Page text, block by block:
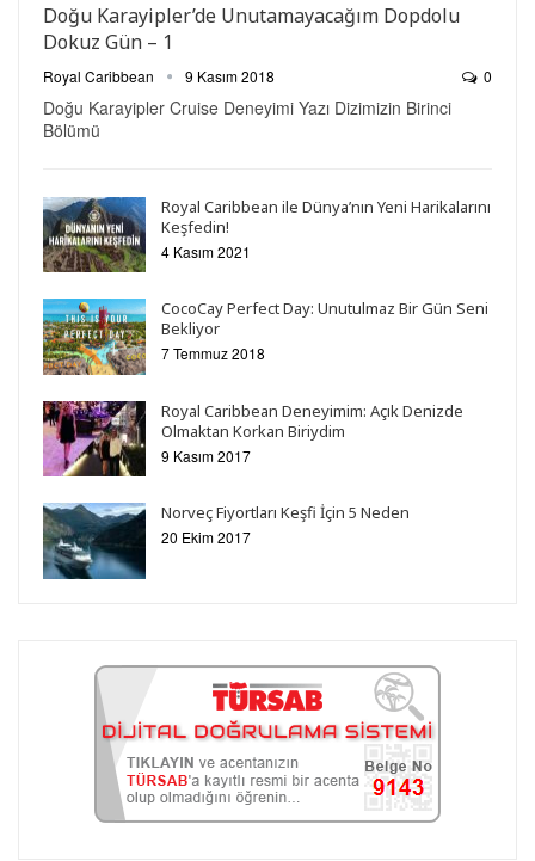
Doğu Karayipler’de Unutamayacağım Dopdolu
Dokuz Gün – 1
Royal Caribbean 9 Kasım 2018 0
Doğu Karayipler Cruise Deneyimi Yazı Dizimizin Birinci
Bölümü
Royal Caribbean ile Dünya’nın Yeni Harikalarını
Keşfedin!
4 Kasım 2021
CocoCay Perfect Day: Unutulmaz Bir Gün Seni
Bekliyor
7 Temmuz 2018
Royal Caribbean Deneyimim: Açık Denizde
Olmaktan Korkan Biriydim
9 Kasım 2017
Norveç Fiyortları Keşfi İçin 5 Neden
20 Ekim 2017